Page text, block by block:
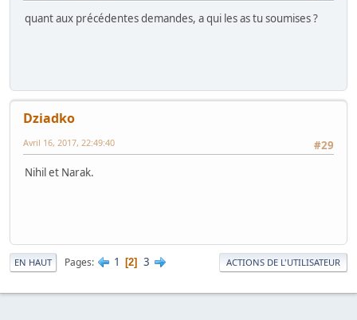
quant aux précédentes demandes, a qui les as tu soumises ?
Dziadko
#29
Avril 16, 2017, 22:49:40
Nihil et Narak.
EN HAUT Pages 1 2 3 ACTIONS DE L'UTILISATEUR